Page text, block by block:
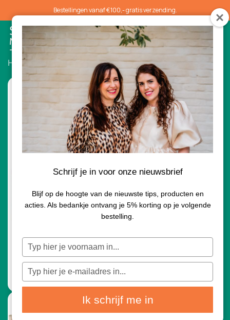
Bestellingen vanaf €100,- gratis verzending.
0
Home/ Lippen / Color Luxe Hydrating Lipstick
Schrijf je in voor onze nieuwsbrief
Blijf op de hoogte van de nieuwste tips, producten en
acties. Als bedankje ontvang je 5% korting op je volgende
bestelling.
Typ
naam
in
Typ
e-
mailadres
Ik schrijf me in